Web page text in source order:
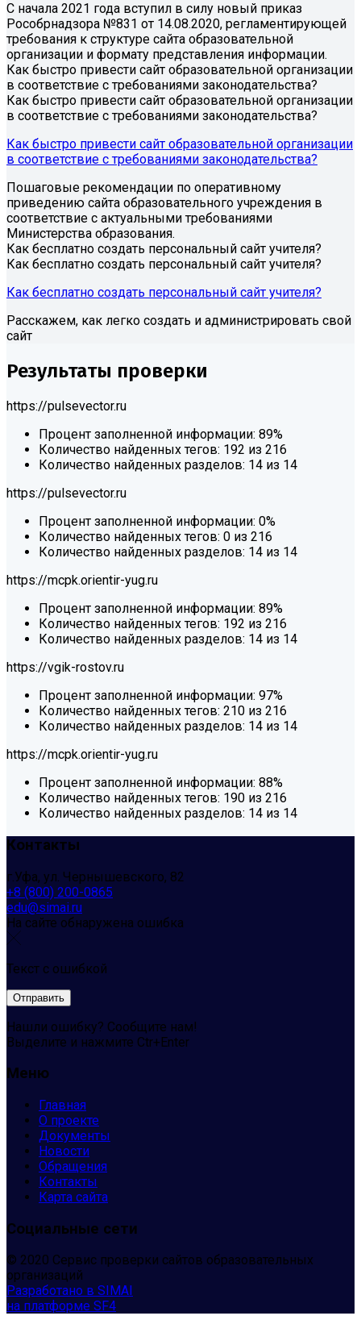
С начала 2021 года вступил в силу новый приказ
Рособрнадзора №831 от 14.08.2020, регламентирующей
требования к структуре сайта образовательной
организации и формату представления информации.
Как быстро привести сайт образовательной организации
в соответствие с требованиями законодательства?
Как быстро привести сайт образовательной организации
в соответствие с требованиями законодательства?
Как быстро привести сайт образовательной организации
в соответствие с требованиями законодательства?
Пошаговые рекомендации по оперативному
приведению сайта образовательного учреждения в
соответствие с актуальными требованиями
Министерства образования.
Как бесплатно создать персональный сайт учителя?
Как бесплатно создать персональный сайт учителя?
Как бесплатно создать персональный сайт учителя?
Расскажем, как легко создать и администрировать свой
сайт
Результаты проверки
https://pulsevector.ru
Процент заполненной информации: 89%
Количество найденных тегов: 192 из 216
Количество найденных разделов: 14 из 14
https://pulsevector.ru
Процент заполненной информации: 0%
Количество найденных тегов: 0 из 216
Количество найденных разделов: 14 из 14
https://mcpk.orientir-yug.ru
Процент заполненной информации: 89%
Количество найденных тегов: 192 из 216
Количество найденных разделов: 14 из 14
https://vgik-rostov.ru
Процент заполненной информации: 97%
Количество найденных тегов: 210 из 216
Количество найденных разделов: 14 из 14
https://mcpk.orientir-yug.ru
Процент заполненной информации: 88%
Количество найденных тегов: 190 из 216
Количество найденных разделов: 14 из 14
Контакты
г.Уфа, ул. Чернышевского, 82
+8 (800) 200-0865
edu@simai.ru
На сайте обнаружена ошибка
Текст с ошибкой
Нашли ошибку? Сообщите нам!
Выделите и нажмите Ctr+Enter
Меню
Главная
О проекте
Документы
Новости
Обращения
Контакты
Карта сайта
Социальные сети
© 2020 Сервис проверки сайтов образовательных
организаций
Разработано в SIMAI
на платформе SF4